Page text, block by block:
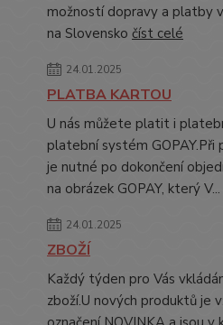
možností dopravy a platby
na Slovensko číst celé
24.01.2025
PLATBA KARTOU
U nás můžete platit i
platební systém GOPAY.Při
je nutné po dokončení
na obrázek GOPAY, který V...
24.01.2025
ZBOŽÍ
Každý týden pro Vás
zboží.U nových produktů je